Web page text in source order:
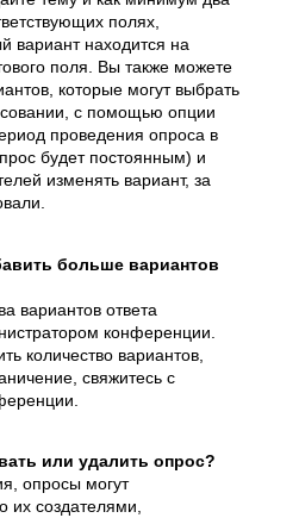
полях,
вариант находится на
поля. Вы также можете
которые могут выбрать
с помощью опции
проведения опроса в
будет постоянным) и
изменять вариант, за
больше вариантов
вариантов ответа
конференции.
количество вариантов,
свяжитесь с
или удалить опрос?
опросы могут
их создателями,